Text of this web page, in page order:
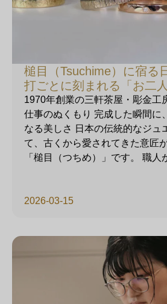
槌目（Tsuchime）に宿る
打ごとに刻まれる「お二
2026-03-15
1970年創業の三軒茶屋・彫金工
仕事のぬくもり 完成した瞬間に
なる美しさ 日本の伝統的なジュ
て、古くから愛されてきた意匠
「槌目（つちめ）」です。 職人